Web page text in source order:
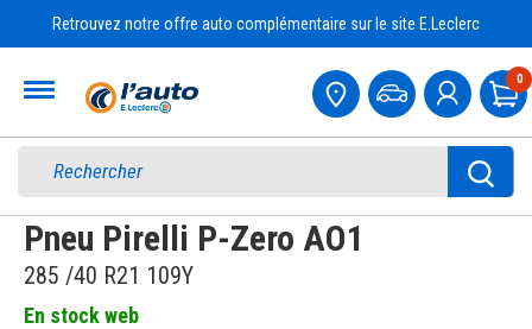
Retrouvez notre offre auto complémentaire sur le site E.Leclerc
0
Pneu Pirelli P-Zero AO1
285 /40 R21 109Y
En stock web